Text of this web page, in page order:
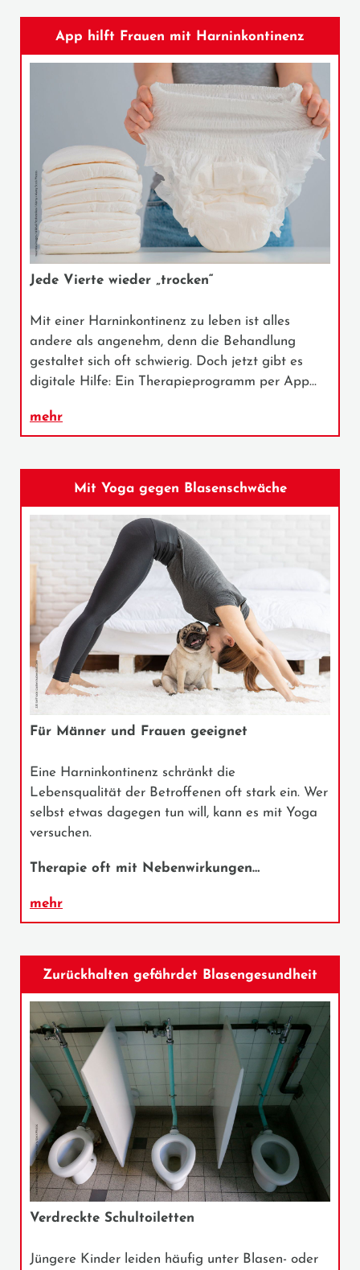
App hilft Frauen mit Harninkontinenz
Jede Vierte wieder „trocken“
Mit einer Harninkontinenz zu leben ist alles
andere als angenehm, denn die Behandlung
gestaltet sich oft schwierig. Doch jetzt gibt es
digitale Hilfe: Ein Therapieprogramm per App…
mehr
Mit Yoga gegen Blasenschwäche
Für Männer und Frauen geeignet
Eine Harninkontinenz schränkt die
Lebensqualität der Betroffenen oft stark ein. Wer
selbst etwas dagegen tun will, kann es mit Yoga
versuchen.
Therapie oft mit Nebenwirkungen…
mehr
Zurückhalten gefährdet Blasengesundheit
Verdreckte Schultoiletten
Jüngere Kinder leiden häufig unter Blasen- oder